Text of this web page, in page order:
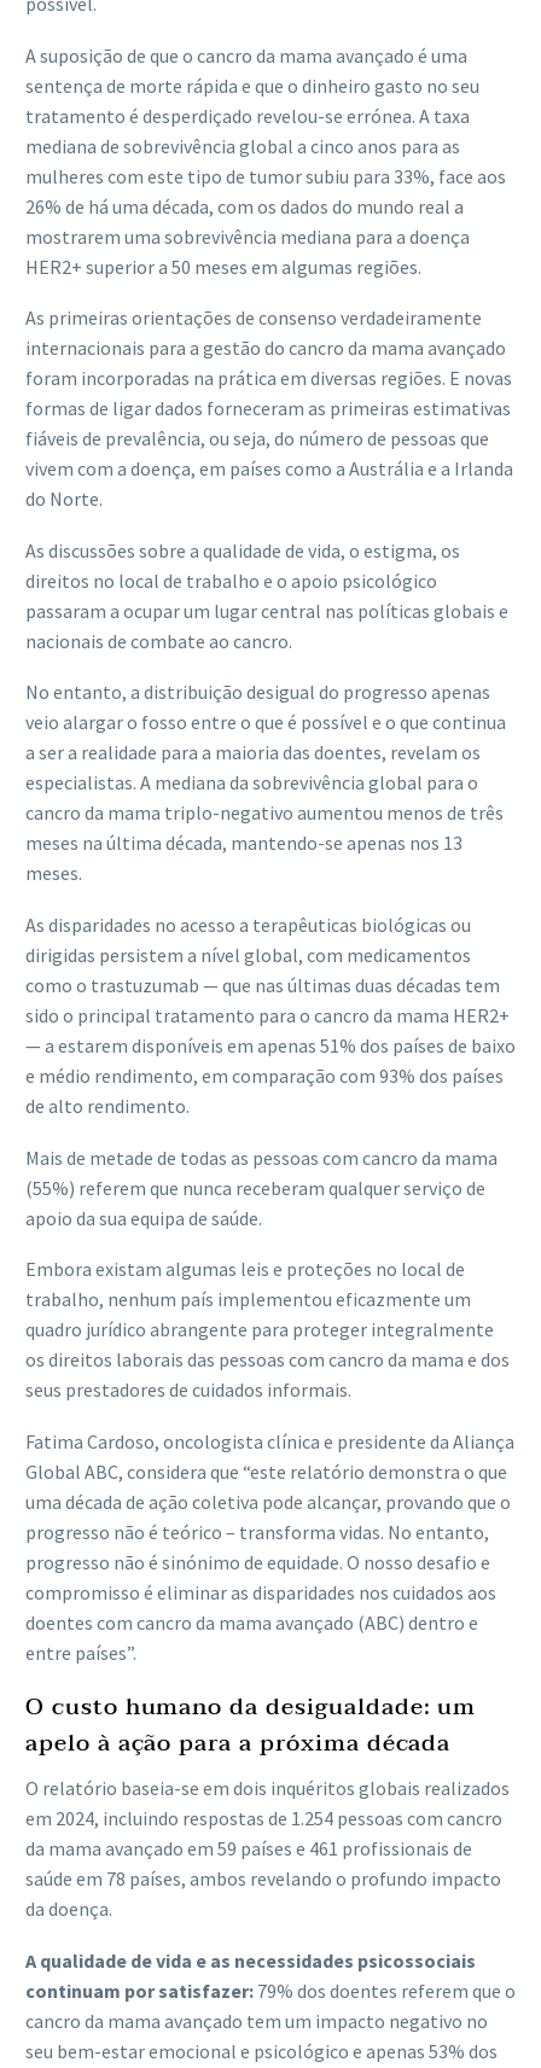
A suposição de que o cancro da mama avançado é uma
sentença de morte rápida e que o dinheiro gasto no seu
tratamento é desperdiçado revelou-se errónea. A taxa
mediana de sobrevivência global a cinco anos para as
mulheres com este tipo de tumor subiu para 33%, face aos
26% de há uma década, com os dados do mundo real a
mostrarem uma sobrevivência mediana para a doença
HER2+ superior a 50 meses em algumas regiões.
As primeiras orientações de consenso verdadeiramente
internacionais para a gestão do cancro da mama avançado
foram incorporadas na prática em diversas regiões. E novas
formas de ligar dados forneceram as primeiras estimativas
fiáveis ​​de prevalência, ou seja, do número de pessoas que
vivem com a doença, em países como a Austrália e a Irlanda
do Norte.
As discussões sobre a qualidade de vida, o estigma, os
direitos no local de trabalho e o apoio psicológico
passaram a ocupar um lugar central nas políticas globais e
nacionais de combate ao cancro.
No entanto, a distribuição desigual do progresso apenas
veio alargar o fosso entre o que é possível e o que continua
a ser a realidade para a maioria das doentes, revelam os
especialistas. A mediana da sobrevivência global para o
cancro da mama triplo-negativo aumentou menos de três
meses na última década, mantendo-se apenas nos 13
meses.
As disparidades no acesso a terapêuticas biológicas ou
dirigidas persistem a nível global, com medicamentos
como o trastuzumab — que nas últimas duas décadas tem
sido o principal tratamento para o cancro da mama HER2+
— a estarem disponíveis em apenas 51% dos países de baixo
e médio rendimento, em comparação com 93% dos países
de alto rendimento.
Mais de metade de todas as pessoas com cancro da mama
(55%) referem que nunca receberam qualquer serviço de
apoio da sua equipa de saúde.
Embora existam algumas leis e proteções no local de
trabalho, nenhum país implementou eficazmente um
quadro jurídico abrangente para proteger integralmente
os direitos laborais das pessoas com cancro da mama e dos
seus prestadores de cuidados informais.
Fatima Cardoso, oncologista clínica e presidente da Aliança
Global ABC, considera que “este relatório demonstra o que
uma década de ação coletiva pode alcançar, provando que o
progresso não é teórico – transforma vidas. No entanto,
progresso não é sinónimo de equidade. O nosso desafio e
compromisso é eliminar as disparidades nos cuidados aos
doentes com cancro da mama avançado (ABC) dentro e
entre países”.
O custo humano da desigualdade: um
apelo à ação para a próxima década
O relatório baseia-se em dois inquéritos globais realizados
em 2024, incluindo respostas de 1.254 pessoas com cancro
da mama avançado em 59 países e 461 profissionais de
saúde em 78 países, ambos revelando o profundo impacto
da doença.
A qualidade de vida e as necessidades psicossociais
continuam por satisfazer: 79% dos doentes referem que o
cancro da mama avançado tem um impacto negativo no
seu bem-estar emocional e psicológico e apenas 53% dos